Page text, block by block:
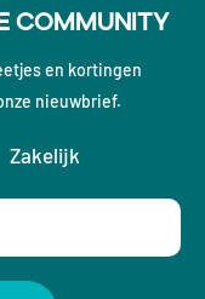
community
en kortingen
nieuwbrief.
Zakelijk